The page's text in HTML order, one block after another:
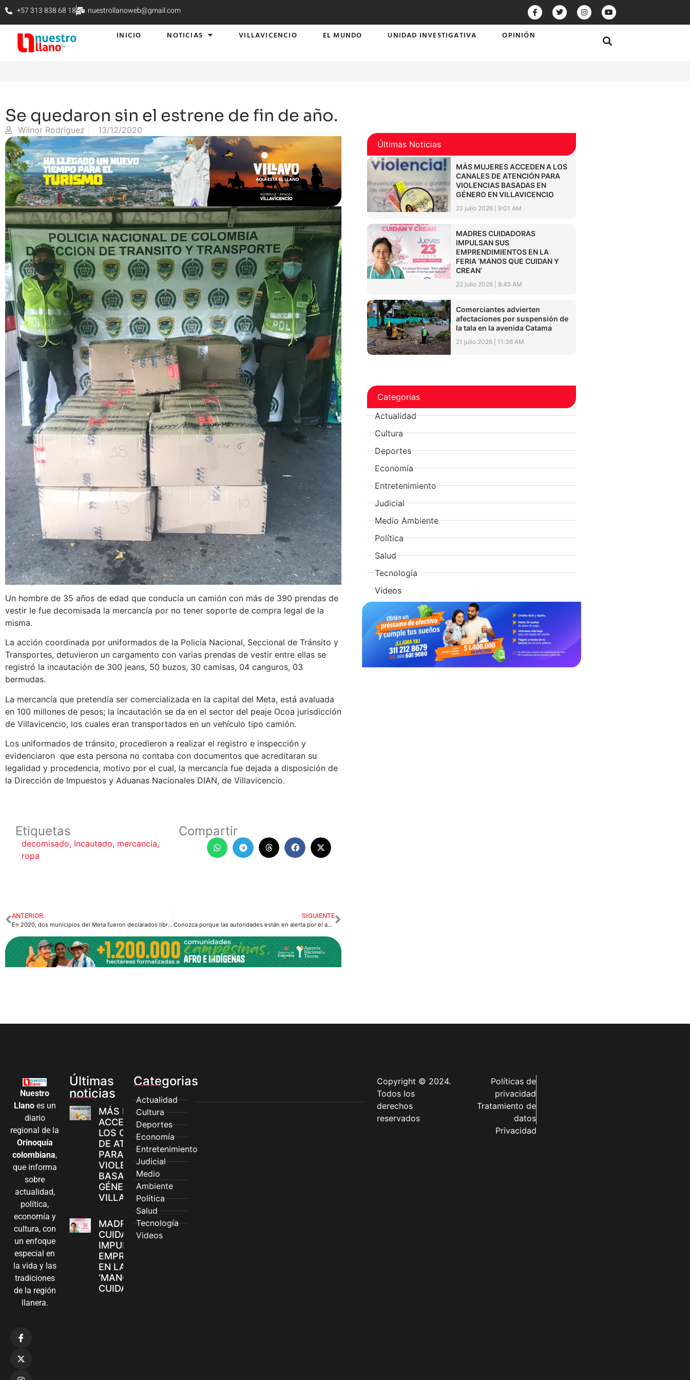
+57 313 838 68 18 nuestrollanoweb@gmail.com
INICIO NOTICIAS VILLAVICENCIO EL MUNDO UNIDAD INVESTIGATIVA OPINIÓN
Se quedaron sin el estrene de fin de año.
Wilnor Rodríguez 13/12/2020
Un hombre de 35 años de edad que conducía un camión con más de 390 prendas de
vestir le fue decomisada la mercancía por no tener soporte de compra legal de la
misma.
La acción coordinada por uniformados de la Policía Nacional, Seccional de Tránsito y
Transportes, detuvieron un cargamento con varias prendas de vestir entre ellas se
registró la incautación de 300 jeans, 50 buzos, 30 camisas, 04 canguros, 03
bermudas.
La mercancía que pretendía ser comercializada en la capital del Meta, está avaluada
en 100 millones de pesos; la incautación se da en el sector del peaje Ocoa jurisdicción
de Villavicencio, los cuales eran transportados en un vehículo tipo camión.
Los uniformados de tránsito, procedieron a realizar el registro e inspección y
evidenciaron que esta persona no contaba con documentos que acreditaran su
legalidad y procedencia, motivo por el cual, la mercancía fue dejada a disposición de
la Dirección de Impuestos y Aduanas Nacionales DIAN, de Villavicencio.
Etiquetas
decomisado, Incautado, mercancia,
ropa
Compartir
ANTERIOR
En 2020, dos municipios del Meta fueron declarados libres de la sospecha de minas antipersonal
SIGUIENTE
Conozca porque las autoridades están en alerta por el aumento de productos de contrabando.
Últimas Noticias
MÁS MUJERES ACCEDEN A LOS
CANALES DE ATENCIÓN PARA
VIOLENCIAS BASADAS EN
GÉNERO EN VILLAVICENCIO
22 julio 2026 9:01 AM
MADRES CUIDADORAS
IMPULSAN SUS
EMPRENDIMIENTOS EN LA
FERIA ‘MANOS QUE CUIDAN Y
CREAN’
22 julio 2026 8:45 AM
Comerciantes advierten
afectaciones por suspensión de
la tala en la avenida Catama
21 julio 2026 11:36 AM
Categorías
Actualidad
Cultura
Deportes
Economía
Entretenimiento
Judicial
Medio Ambiente
Política
Salud
Tecnología
Videos
Nuestro
Llanoes un
diario
regional de la
Orinoquía
colombiana,
que informa
sobre
actualidad,
política,
economía y
cultura, con
un enfoque
especial en
la vida y las
tradiciones
de la región
llanera.
Últimas
noticias
MÁS MUJERES
ACCEDEN A
LOS CANALES
DE ATENCIÓN
PARA
VIOLENCIAS
BASADAS EN
GÉNERO EN
VILLAVICENCIO
MADRES
CUIDADORAS
IMPULSAN SUS
EMPRENDIMIENTOS
EN LA FERIA
‘MANOS QUE
CUIDAN Y CREAN’
Categorias
Actualidad
Cultura
Deportes
Economía
Entretenimiento
Judicial
Medio
Ambiente
Política
Salud
Tecnología
Videos
Copyright © 2024.
Todos los
derechos
reservados
Políticas de
privacidad
Tratamiento de
datos
Privacidad